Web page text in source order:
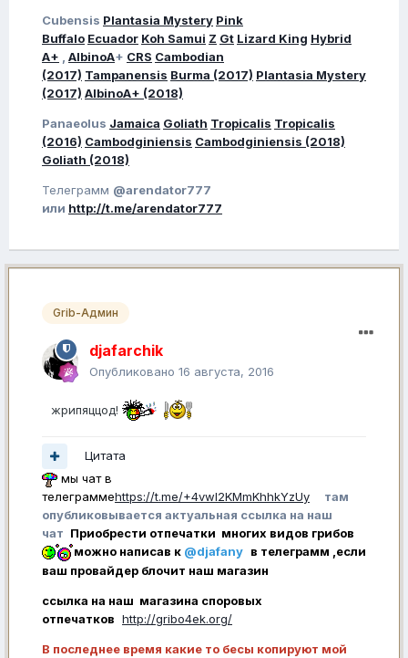
Cubensis Plantasia Mystery Pink
Buffalo Ecuador Koh Samui Z Gt Lizard King Hybrid
A+
AlbinoA+ CRS Cambodian
(2017) Tampanensis Burma (2017) Plantasia Mystery
(2017) AlbinoA+ (2018)
Panaeolus Jamaica Goliath Tropicalis Tropicalis
(2016) Cambodginiensis Cambodginiensis (2018)
Goliath (2018)
Телеграмм @arendator777
или http://t.me/arendator777
Grib-Админ
djafarchik
Опубликовано 16 августа, 2016
жрипяццод!
Цитата
мы чат в
телеграммеhttps://t.me/+4vwl2KMmKhhkYzUy
там
опубликовывается актуальная ссылка на наш
чат Приобрести отпечатки многих видов грибов
можно написав к @djafany в телеграмм ,если
ваш провайдер блочит наш магазин
ссылка на наш магазина споровых
отпечатков http://gribo4ek.org/
В последнее время какие то бесы копируют мой